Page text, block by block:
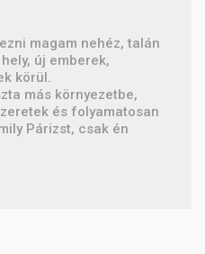
magam nehéz, talán
új emberek,
körül.
más környezetbe,
és folyamatosan
Párizst, csak én